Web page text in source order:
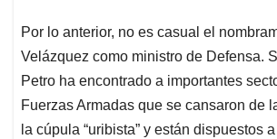
Por lo anterior, no es casual el
Velázquez como ministro de Defensa.
Petro ha encontrado a importantes
Fuerzas Armadas que se cansaron de
la cúpula “uribista” y están dispuestos